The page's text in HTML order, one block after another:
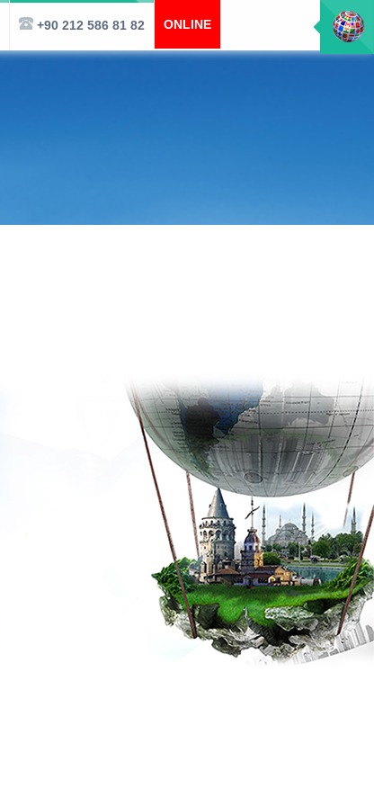
+90 212 586 81 82 ONLINE